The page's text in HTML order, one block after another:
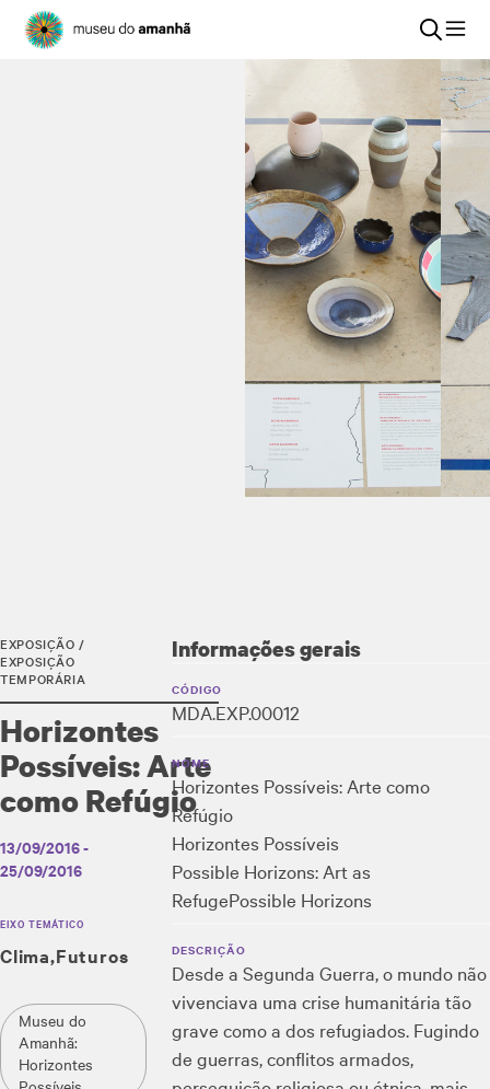
EXPOSIÇÃO /
EXPOSIÇÃO
TEMPORÁRIA
Horizontes
Possíveis: Arte
como Refúgio
13/09/2016 -
25/09/2016
EIXO TEMÁTICO
Clima Futuros
Museu do
Amanhã:
Horizontes
Informações gerais
CÓDIGO
MDA.EXP.00012
NOME
Horizontes Possíveis: Arte como
Refúgio
Horizontes Possíveis
Possible Horizons: Art as
RefugePossible Horizons
DESCRIÇÃO
Desde a Segunda Guerra, o mundo não
vivenciava uma crise humanitária tão
grave como a dos refugiados. Fugindo
de guerras, conflitos armados,